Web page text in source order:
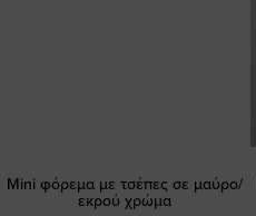
Mini φόρεμα με τσέπες σε μαύρο/
εκρού χρώμα